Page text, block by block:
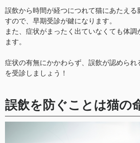
誤飲から時間が経つにつれて猫にあたえる
すので、早期受診が鍵になります。
また、症状がまったく出ていなくても体調
ます。
症状の有無にかかわらず、誤飲が認められ
を受診しましょう！
誤飲を防ぐことは猫の